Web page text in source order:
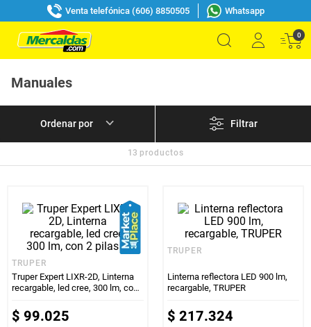
Venta telefónica (606) 8850505 Whatsapp
0
Manuales
Filtrar
13 productos
TRUPER
Truper Expert LIXR-2D, Linterna
recargable, led cree, 300 lm, con
$ 99.025
TRUPER
Linterna reflectora LED 900 lm,
recargable, TRUPER
$ 217.324